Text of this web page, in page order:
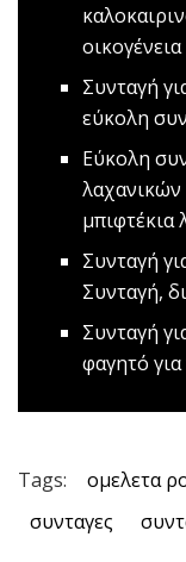
οικογένεια
Συνταγή
εύκολη
Εύκολη
λαχανικών
μπιφτέκια
Συνταγή
Συνταγή,
Συνταγή
φαγητό
Tags: ομελετα
συνταγες